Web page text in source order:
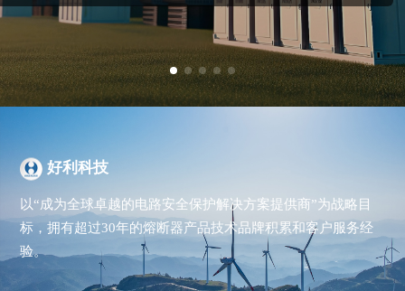
好利科技
以“成为全球卓越的电路安全保护解决方案提供商”为战略目
标，拥有超过30年的熔断器产品技术品牌积累和客户服务经
验。